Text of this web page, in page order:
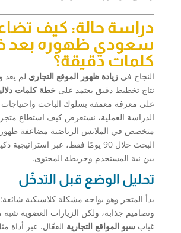
دراسة حالة: كيف
سعودي ظهوره بعد
كلمات دقيقة؟
النجاح في زيادة ظهور الموقع التجاري لم يعد
نتاج تخطيط دقيق يعتمد على خطة كلمات
على معرفة معمقة بسلوك الباحث
الدراسة العملية، نستعرض كيف استطاع
متخصص في الملابس الرياضية مضاعفة
البحث خلال 90 يومًا فقط، عبر
بين نية المستخدم وخريطة المحتوى.
تحليل الوضع قبل التدخّل
بدأ المتجر وهو يواجه مشكلة كلاسيكية
وتصاميم جذابة، ولكن الزيارات العضوية
غياب سيو المواقع التجارية الفعّال. عبر أداة